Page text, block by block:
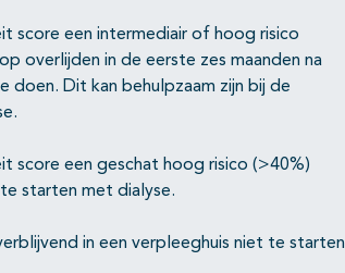
score een intermediair of hoog risico
overlijden in de eerste zes maanden na
doen. Dit kan behulpzaam zijn bij de
score een geschat hoog risico (>40%)
starten met dialyse.
in een verpleeghuis niet te starten